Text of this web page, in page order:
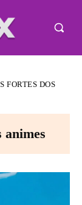
FORTES DOS
animes